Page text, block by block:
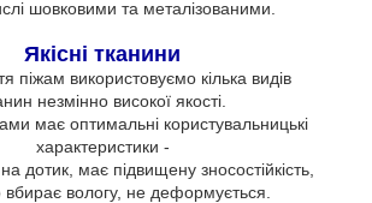
шовковими та металізованими.
Якісні тканини
піжам використовуємо кілька видів
незмінно високої якості.
має оптимальні користувальницькі
характеристики -
дотик, має підвищену зносостійкість,
вбирає вологу, не деформується.